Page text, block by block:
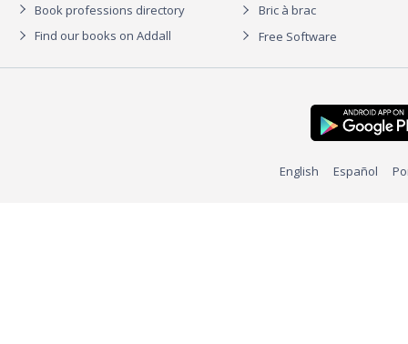
Book professions directory
Find our books on Addall
Bric à brac
Free Software
English Español